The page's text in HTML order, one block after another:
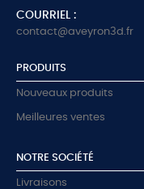
COURRIEL :
contact@aveyron3d.fr
PRODUITS
Nouveaux produits
Meilleures ventes
NOTRE SOCIÉTÉ
Livraisons